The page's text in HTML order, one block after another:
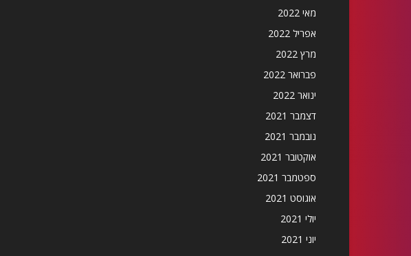
מאי 2022
אפריל 2022
מרץ 2022
פברואר 2022
ינואר 2022
דצמבר 2021
נובמבר 2021
אוקטובר 2021
ספטמבר 2021
אוגוסט 2021
יולי 2021
יוני 2021